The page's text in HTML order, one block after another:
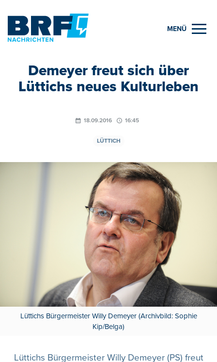
MENÜ
Demeyer freut sich über
Lüttichs neues Kulturleben
18.09.2016 16:45
LÜTTICH
Lüttichs Bürgermeister Willy Demeyer (Archivbild: Sophie
Kip/Belga)
Lüttichs Bürgermeister Willy Demeyer (PS) freut